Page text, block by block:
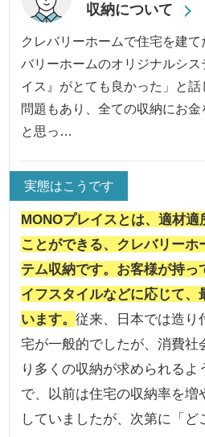
収納について
クレバリーホームで住宅を建
バリーホームのオリジナルシ
イス』がとても良かった」と
問題もあり、全ての収納にお
と思っ…
実態はこうです
MONOプレイスとは、適材適
ことができる、クレバリーホ
テム収納です。お客様が持っ
イフスタイルなどに応じて、
います。従来、日本では造り
宅が一般的でしたが、消費社
り多くの収納が求められるよ
で、以前は住宅の収納率を増
していましたが、次第に「ど